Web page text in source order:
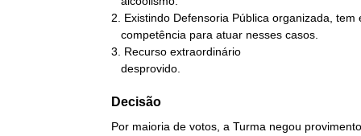
2. Existindo Defensoria Pública organizada, tem
3. Recurso extraordinário
   desprovido.
Decisão
Por maioria de votos, a Turma negou